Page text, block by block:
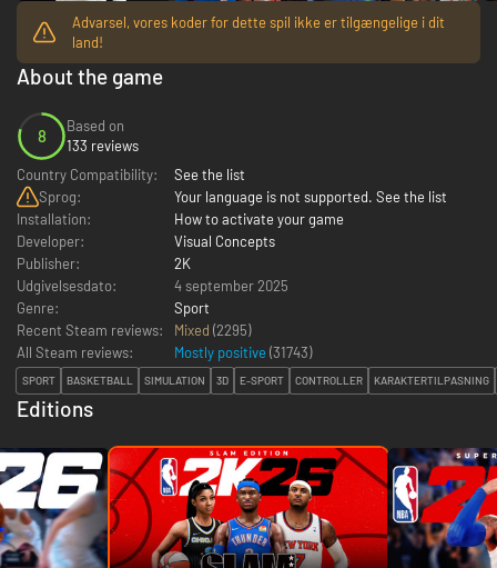
Advarsel, vores koder for dette spil ikke er tilgængelige i dit
land!
About the game
8
Based on
133 reviews
Country Compatibility:
See the list
Sprog:
Your language is not supported. See the list
Installation:
How to activate your game
Developer:
Visual Concepts
Publisher:
2K
Udgivelsesdato:
4 september 2025
Genre:
Sport
Recent Steam reviews:
Mixed (2295)
All Steam reviews:
Mostly positive (31743)
SPORT BASKETBALL SIMULATION 3D E-SPORT CONTROLLER KARAKTERTILPASNING
Editions